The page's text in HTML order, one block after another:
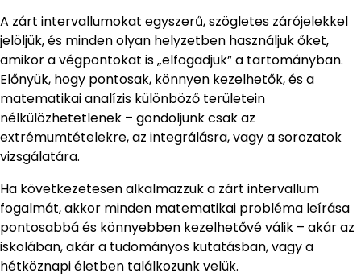
A zárt intervallumokat egyszerű, szögletes zárójelekkel
jelöljük, és minden olyan helyzetben használjuk őket,
amikor a végpontokat is „elfogadjuk” a tartományban.
Előnyük, hogy pontosak, könnyen kezelhetők, és a
matematikai analízis különböző területein
nélkülözhetetlenek – gondoljunk csak az
extrémumtételekre, az integrálásra, vagy a sorozatok
vizsgálatára.
Ha következetesen alkalmazzuk a zárt intervallum
fogalmát, akkor minden matematikai probléma leírása
pontosabbá és könnyebben kezelhetővé válik – akár az
iskolában, akár a tudományos kutatásban, vagy a
hétköznapi életben találkozunk velük.